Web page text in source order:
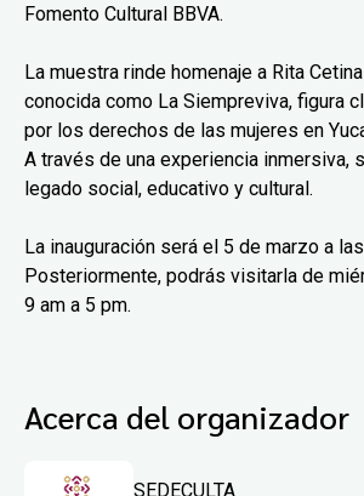
Fomento Cultural BBVA.
La muestra rinde homenaje a Rita
conocida como La Siempreviva, figura
por los derechos de las mujeres en
A través de una experiencia inmersiva,
legado social, educativo y cultural.
La inauguración será el 5 de marzo a
Posteriormente, podrás visitarla de
9 am a 5 pm.
Acerca del organizador
SEDECULTA